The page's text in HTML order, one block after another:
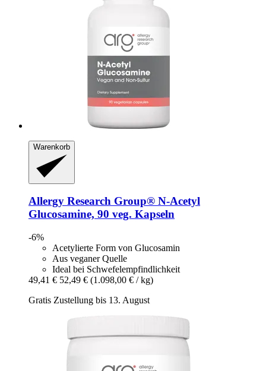
Warenkorb
Allergy Research Group® N-​Acetyl
Glucosamine, 90 veg. Kapseln
-6%
Acetylierte Form von Glucosamin
Aus veganer Quelle
Ideal bei Schwefelempfindlichkeit
49,41 € 52,49 € (1.098,00 € / kg)
Gratis Zustellung bis 13. August